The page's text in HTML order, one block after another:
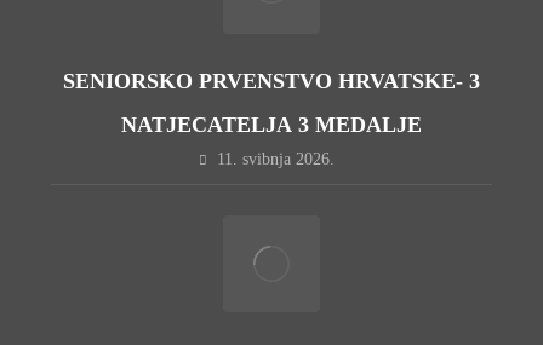
SENIORSKO PRVENSTVO HRVATSKE- 3
NATJECATELJA 3 MEDALJE
11. svibnja 2026.